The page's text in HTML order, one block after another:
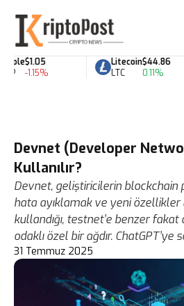
$1.05
-1.15%
Litecoin
LTC
$44.86
0.11%
Devnet (Developer
Kullanılır?
Devnet, geliştiricilerin blockchain
hata ayıklamak ve yeni özellikler
kullandığı, testnet’e benzer
odaklı özel bir ağdır. ChatGPT’ye
31 Temmuz 2025